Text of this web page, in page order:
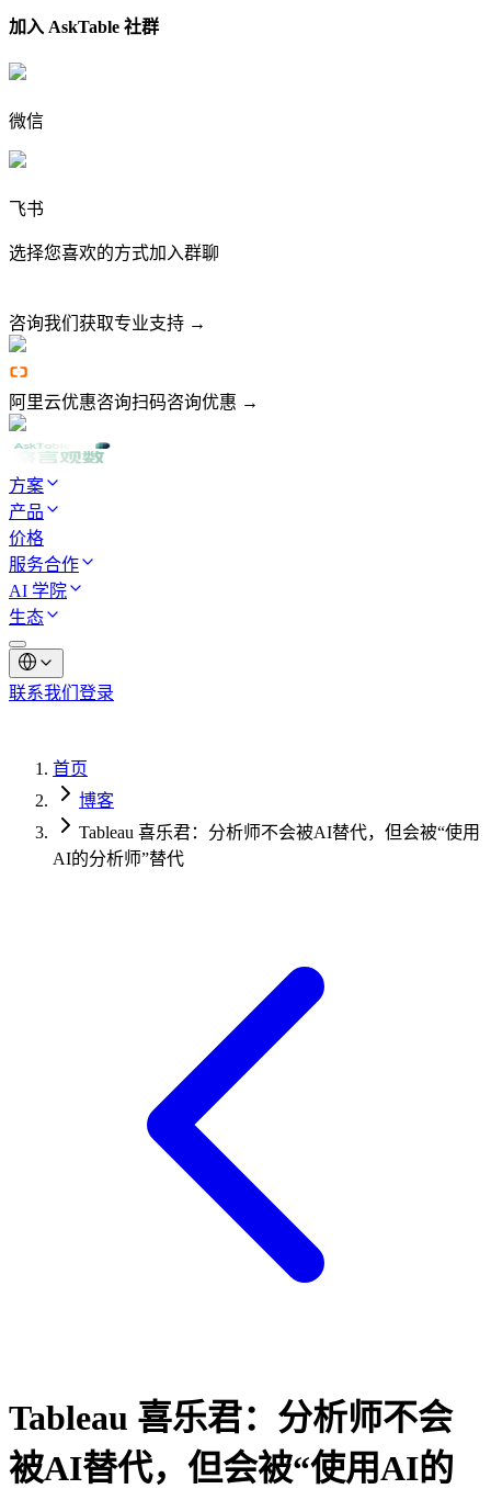
加入 AskTable 社群
微信
飞书
选择您喜欢的方式加入群聊
咨询我们 获取专业支持 →
阿里云优惠咨询扫码咨询优惠 →
方案
产品
价格
服务合作
AI 学院
生态
联系我们 登录
首页
博客
Tableau 喜乐君：分析师不会被AI替代，但会被“使用
AI的分析师”替代
Tableau 喜乐君：分析师不会
被AI替代，但会被“使用AI的